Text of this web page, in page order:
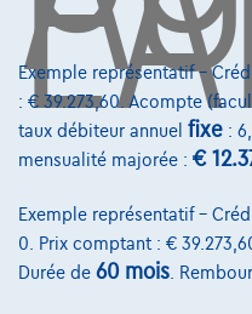
Exemple représentatif –
: € 39.273,60. Acompte
taux débiteur annuel fixe :
mensualité majorée : €
Exemple représentatif –
0. Prix comptant : €
Durée de 60 mois .